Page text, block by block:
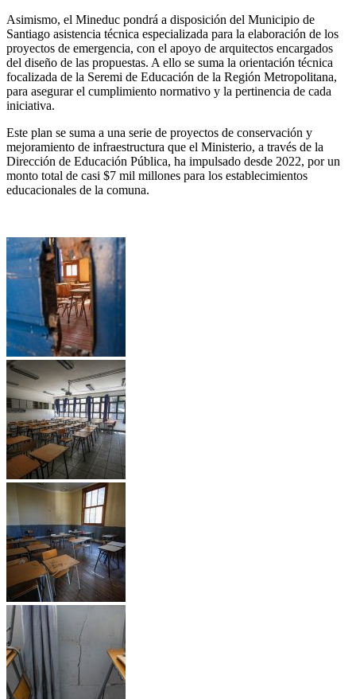
Asimismo, el Mineduc pondrá a disposición del Municipio de
Santiago asistencia técnica especializada para la elaboración de los
proyectos de emergencia, con el apoyo de arquitectos encargados
del diseño de las propuestas. A ello se suma la orientación técnica
focalizada de la Seremi de Educación de la Región Metropolitana,
para asegurar el cumplimiento normativo y la pertinencia de cada
iniciativa.
Este plan se suma a una serie de proyectos de conservación y
mejoramiento de infraestructura que el Ministerio, a través de la
Dirección de Educación Pública, ha impulsado desde 2022, por un
monto total de casi $7 mil millones para los establecimientos
educacionales de la comuna.